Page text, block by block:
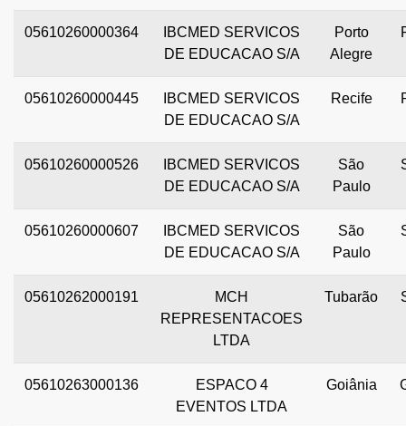
05610260000364
IBCMED SERVICOS
DE EDUCACAO S/A
Porto
Alegre
05610260000445
IBCMED SERVICOS
DE EDUCACAO S/A
Recife
05610260000526
IBCMED SERVICOS
DE EDUCACAO S/A
São
Paulo
05610260000607
IBCMED SERVICOS
DE EDUCACAO S/A
São
Paulo
05610262000191
MCH
REPRESENTACOES
LTDA
Tubarão
05610263000136
ESPACO 4
EVENTOS LTDA
Goiânia